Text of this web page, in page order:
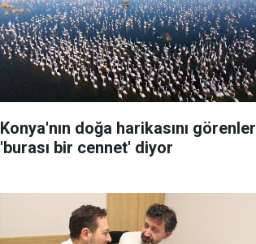
Konya'nın doğa harikasını görenler
'burası bir cennet' diyor